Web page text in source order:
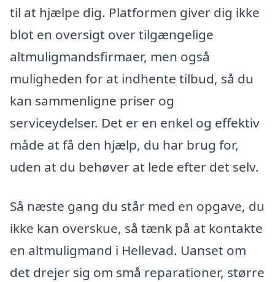
til at hjælpe dig. Platformen giver dig ikke
blot en oversigt over tilgængelige
altmuligmandsfirmaer, men også
muligheden for at indhente tilbud, så du
kan sammenligne priser og
serviceydelser. Det er en enkel og effektiv
måde at få den hjælp, du har brug for,
uden at du behøver at lede efter det selv.
Så næste gang du står med en opgave, du
ikke kan overskue, så tænk på at kontakte
en altmuligmand i Hellevad. Uanset om
det drejer sig om små reparationer, større